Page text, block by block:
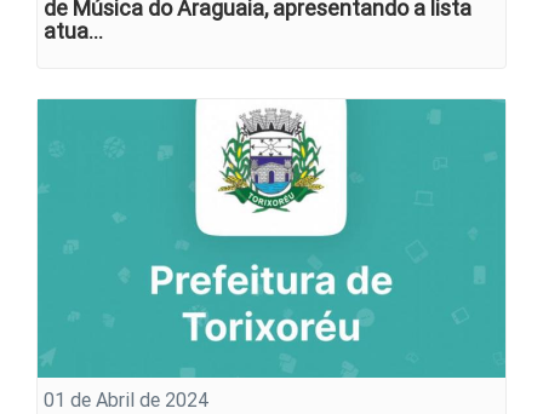
de Música do Araguaia, apresentando a lista
atua…
01 de Abril de 2024